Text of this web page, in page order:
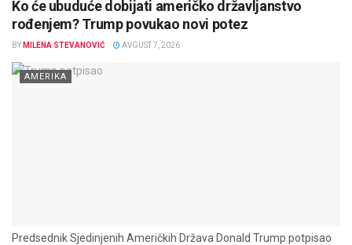
Ko će ubuduće dobijati američko državljanstvo
rođenjem? Trump povukao novi potez
BY MILENA STEVANOVIĆ AVGUST 7, 2026
AMERIKA
Predsednik Sjedinjenih Američkih Država Donald Trump potpisao